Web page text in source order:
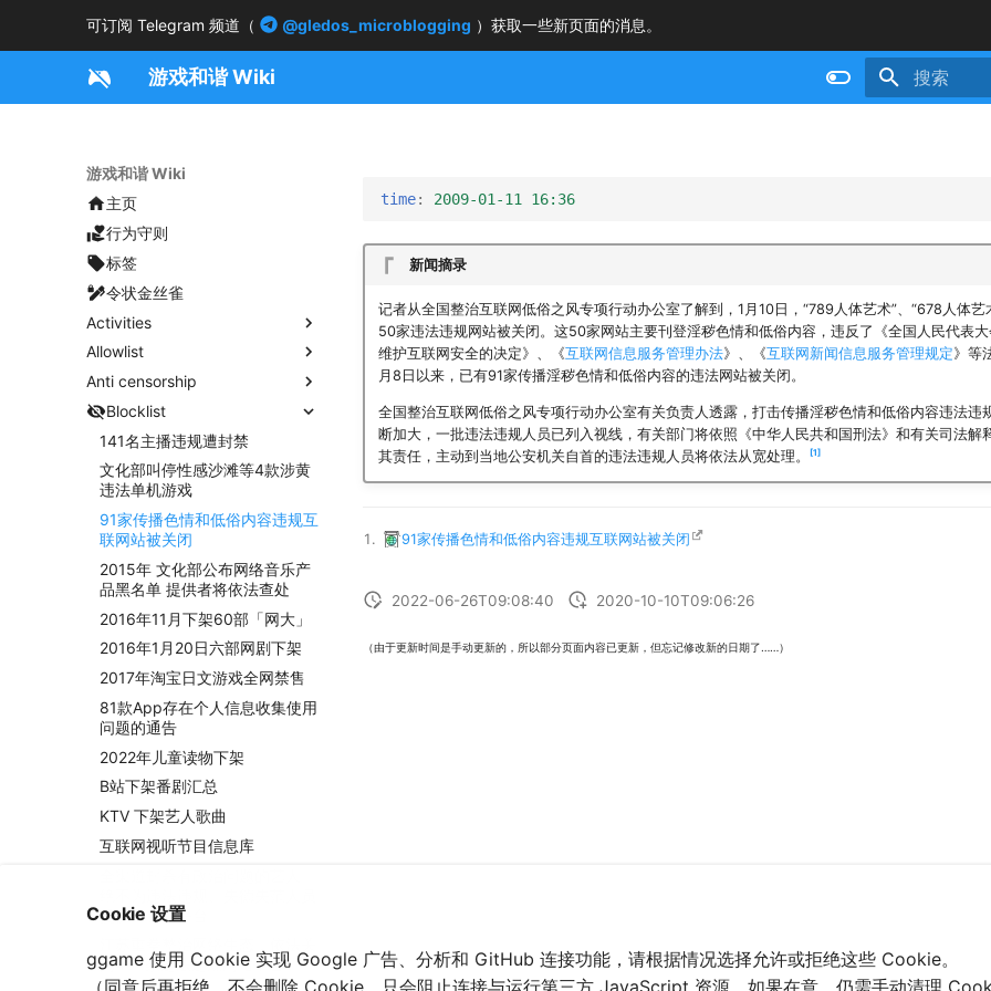
可订阅 Telegram 频道（ @gledos_microblogging ）获取一些新页面的消息。
游戏和谐 Wiki
游戏和谐 Wiki
主页
行为守则
标签
令状金丝雀
Activities
Allowlist
Anti censorship
Blocklist
141名主播违规遭封禁
文化部叫停性感沙滩等4款涉黄
违法单机游戏
91家传播色情和低俗内容违规互
联网站被关闭
2015年 文化部公布网络音乐产
品黑名单 提供者将依法查处
2016年11月下架60部「网大」
2016年1月20日六部网剧下架
2017年淘宝日文游戏全网禁售
81款App存在个人信息收集使用
问题的通告
2022年儿童读物下架
B站下架番剧汇总
KTV 下架艺人歌曲
互联网视听节目信息库
提供舞台和平台
闭464家违法违规网站平台
time: 2009-01-11 16:36
新闻摘录
记者从全国整治互联网低俗之风专项行动办公室了解到，1月10日，“789人体艺术”、“678人体艺
50家违法违规网站被关闭。这50家网站主要刊登淫秽色情和低俗内容，违反了《全国人民代表
维护互联网安全的决定》、《互联网信息服务管理办法》、《互联网新闻信息服务管理规定》等
月8日以来，已有91家传播淫秽色情和低俗内容的违法网站被关闭。
全国整治互联网低俗之风专项行动办公室有关负责人透露，打击传播淫秽色情和低俗内容违法违
断加大，一批违法违规人员已列入视线，有关部门将依照《中华人民共和国刑法》和有关司法解
其责任，主动到当地公安机关自首的违法违规人员将依法从宽处理。
1
91家传播色情和低俗内容违规互联网站被关闭
2022-06-26T09:08:40 2020-10-10T09:06:26
（由于更新时间是手动更新的，所以部分页面内容已更新，但忘记修改新的日期了……）
Cookie 设置
ggame 使用 Cookie 实现 Google 广告、分析和 GitHub 连接功能，请根据情况选择允许或拒绝这些 Cookie。
（同意后再拒绝，不会删除 Cookie，只会阻止连接与运行第三方 JavaScript 资源。如果在意，仍需手动清理